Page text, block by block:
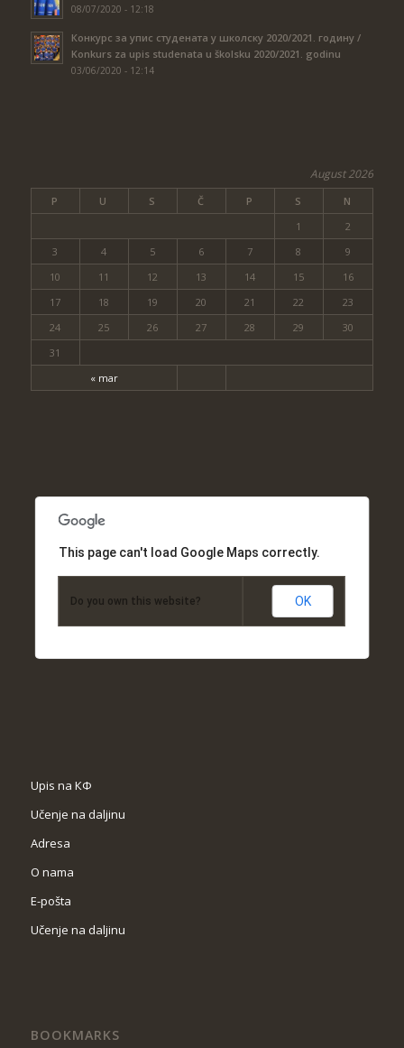
08/07/2020 - 12:18
Конкурс за упис студената у школску 2020/2021. годину /
Konkurs za upis studenata u školsku 2020/2021. godinu
03/06/2020 - 12:14
August 2026
P U S Č P S N
« mar
1
2
3
4 5 6 7 8
9
10
11 12 13 14 15
16
17
18 19 20 21 22
23
24
25 26 27 28 29
30
31
This page can't load Google Maps correctly.
Do you own this website? OK
Upis na КФ
Učenje na daljinu
Adresa
O nama
Е-pošta
Učenje na daljinu
BOOKMARKS